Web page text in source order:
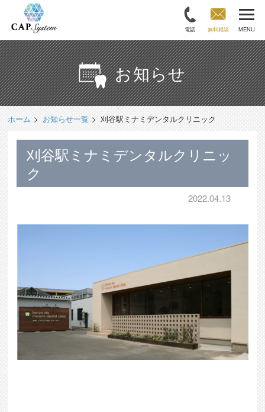
電話 無料相談 MENU
お知らせ
ホーム お知らせ一覧 刈谷駅ミナミデンタルクリニック
刈谷駅ミナミデンタルクリニッ
ク
2022.04.13